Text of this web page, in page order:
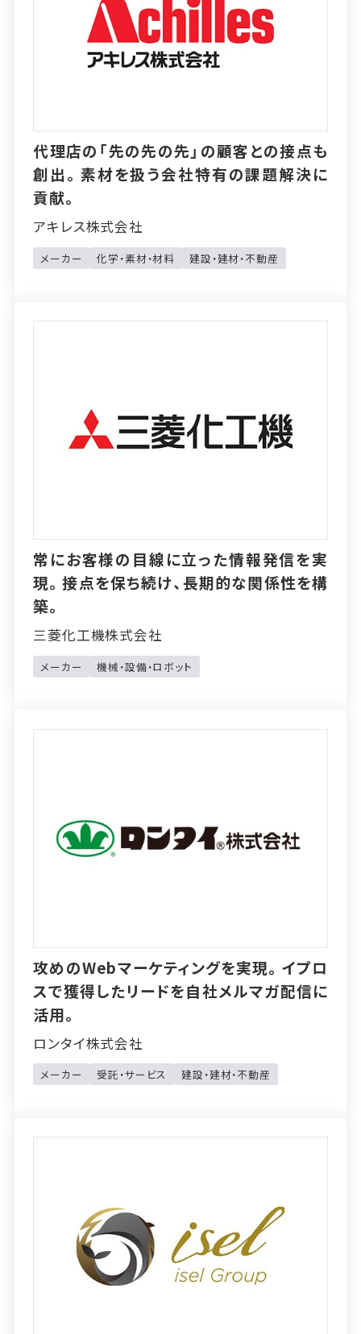
代理店の「先の先の先」の顧客との接点も
創出。素材を扱う会社特有の課題解決に
貢献。
アキレス株式会社
メーカー 化学・素材・材料 建設・建材・不動産
常にお客様の目線に立った情報発信を実
現。接点を保ち続け、長期的な関係性を構
築。
三菱化工機株式会社
メーカー 機械・設備・ロボット
攻めのWebマーケティングを実現。イプロ
スで獲得したリードを自社メルマガ配信に
活用。
ロンタイ株式会社
メーカー 受託・サービス 建設・建材・不動産